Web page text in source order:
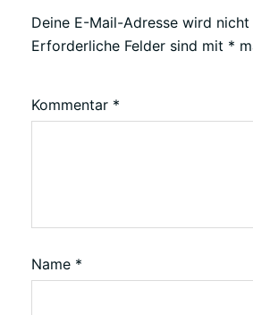
Deine E-Mail-Adresse wird
Erforderliche Felder sind mit *
Kommentar *
Name *